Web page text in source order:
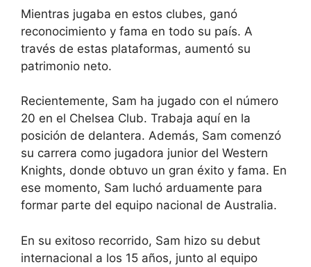
Mientras jugaba en estos clubes, ganó
reconocimiento y fama en todo su país. A
través de estas plataformas, aumentó su
patrimonio neto.
Recientemente, Sam ha jugado con el número
20 en el Chelsea Club. Trabaja aquí en la
posición de delantera. Además, Sam comenzó
su carrera como jugadora junior del Western
Knights, donde obtuvo un gran éxito y fama. En
ese momento, Sam luchó arduamente para
formar parte del equipo nacional de Australia.
En su exitoso recorrido, Sam hizo su debut
internacional a los 15 años, junto al equipo